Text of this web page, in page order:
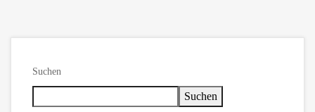
Suchen
Suchen